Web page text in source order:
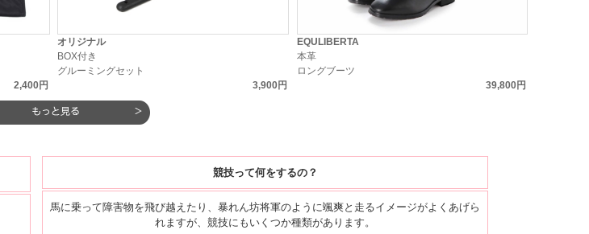
2,400円
オリジナル
BOX付き
グルーミングセット
3,900円
EQULIBERTA
本革
ロングブーツ
39,800円
競技って何をするの？
馬に乗って障害物を飛び越えたり、暴れん坊将軍のように颯爽と走るイメージがよくあげら
れますが、競技にもいくつか種類があります。